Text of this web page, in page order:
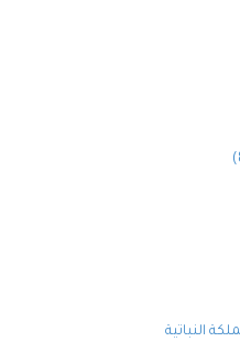
النباتية